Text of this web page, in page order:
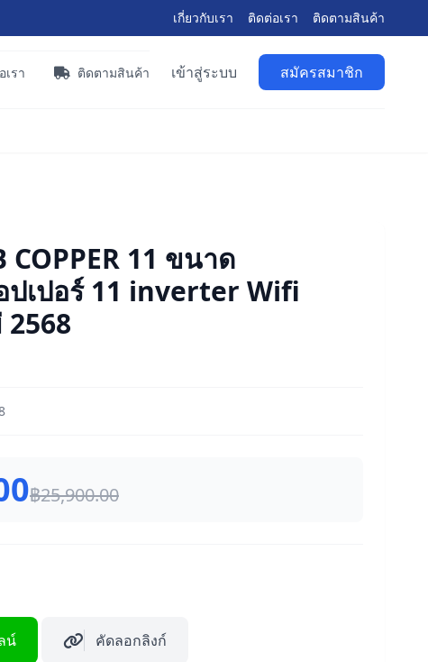
เกี่ยวกับเรา ติดต่อเรา ติดตามสินค้า
เรา ติดตามสินค้า เข้าสู่ระบบ สมัครสมาชิก
COPPER 11 ขนาด
ปเปอร์ 11 inverter Wifi
2568
฿25,900.00
น์ คัดลอกลิงก์